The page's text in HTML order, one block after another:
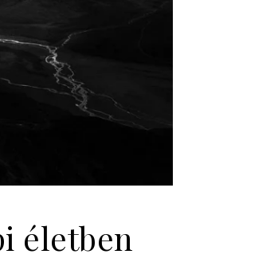
életben